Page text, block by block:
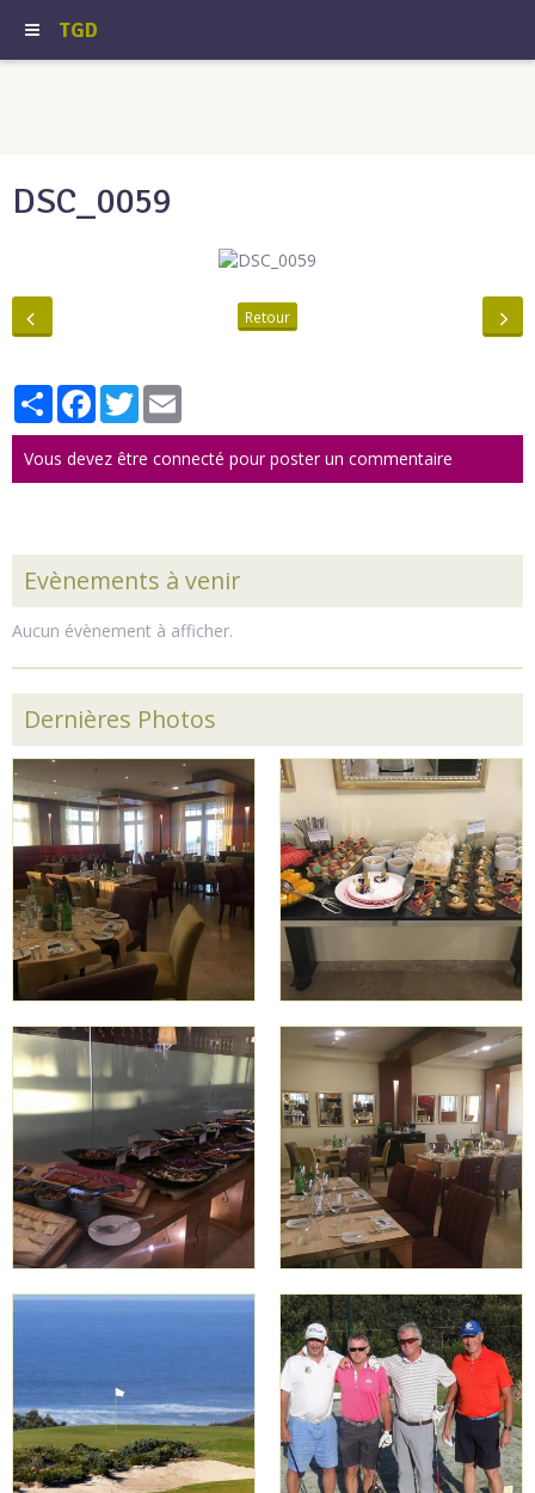
TGD
DSC_0059
Retour
PartagerFacebook
Twitter
Vous devez être connecté pour poster un commentaire
Evènements à venir
Aucun évènement à afficher.
Dernières Photos